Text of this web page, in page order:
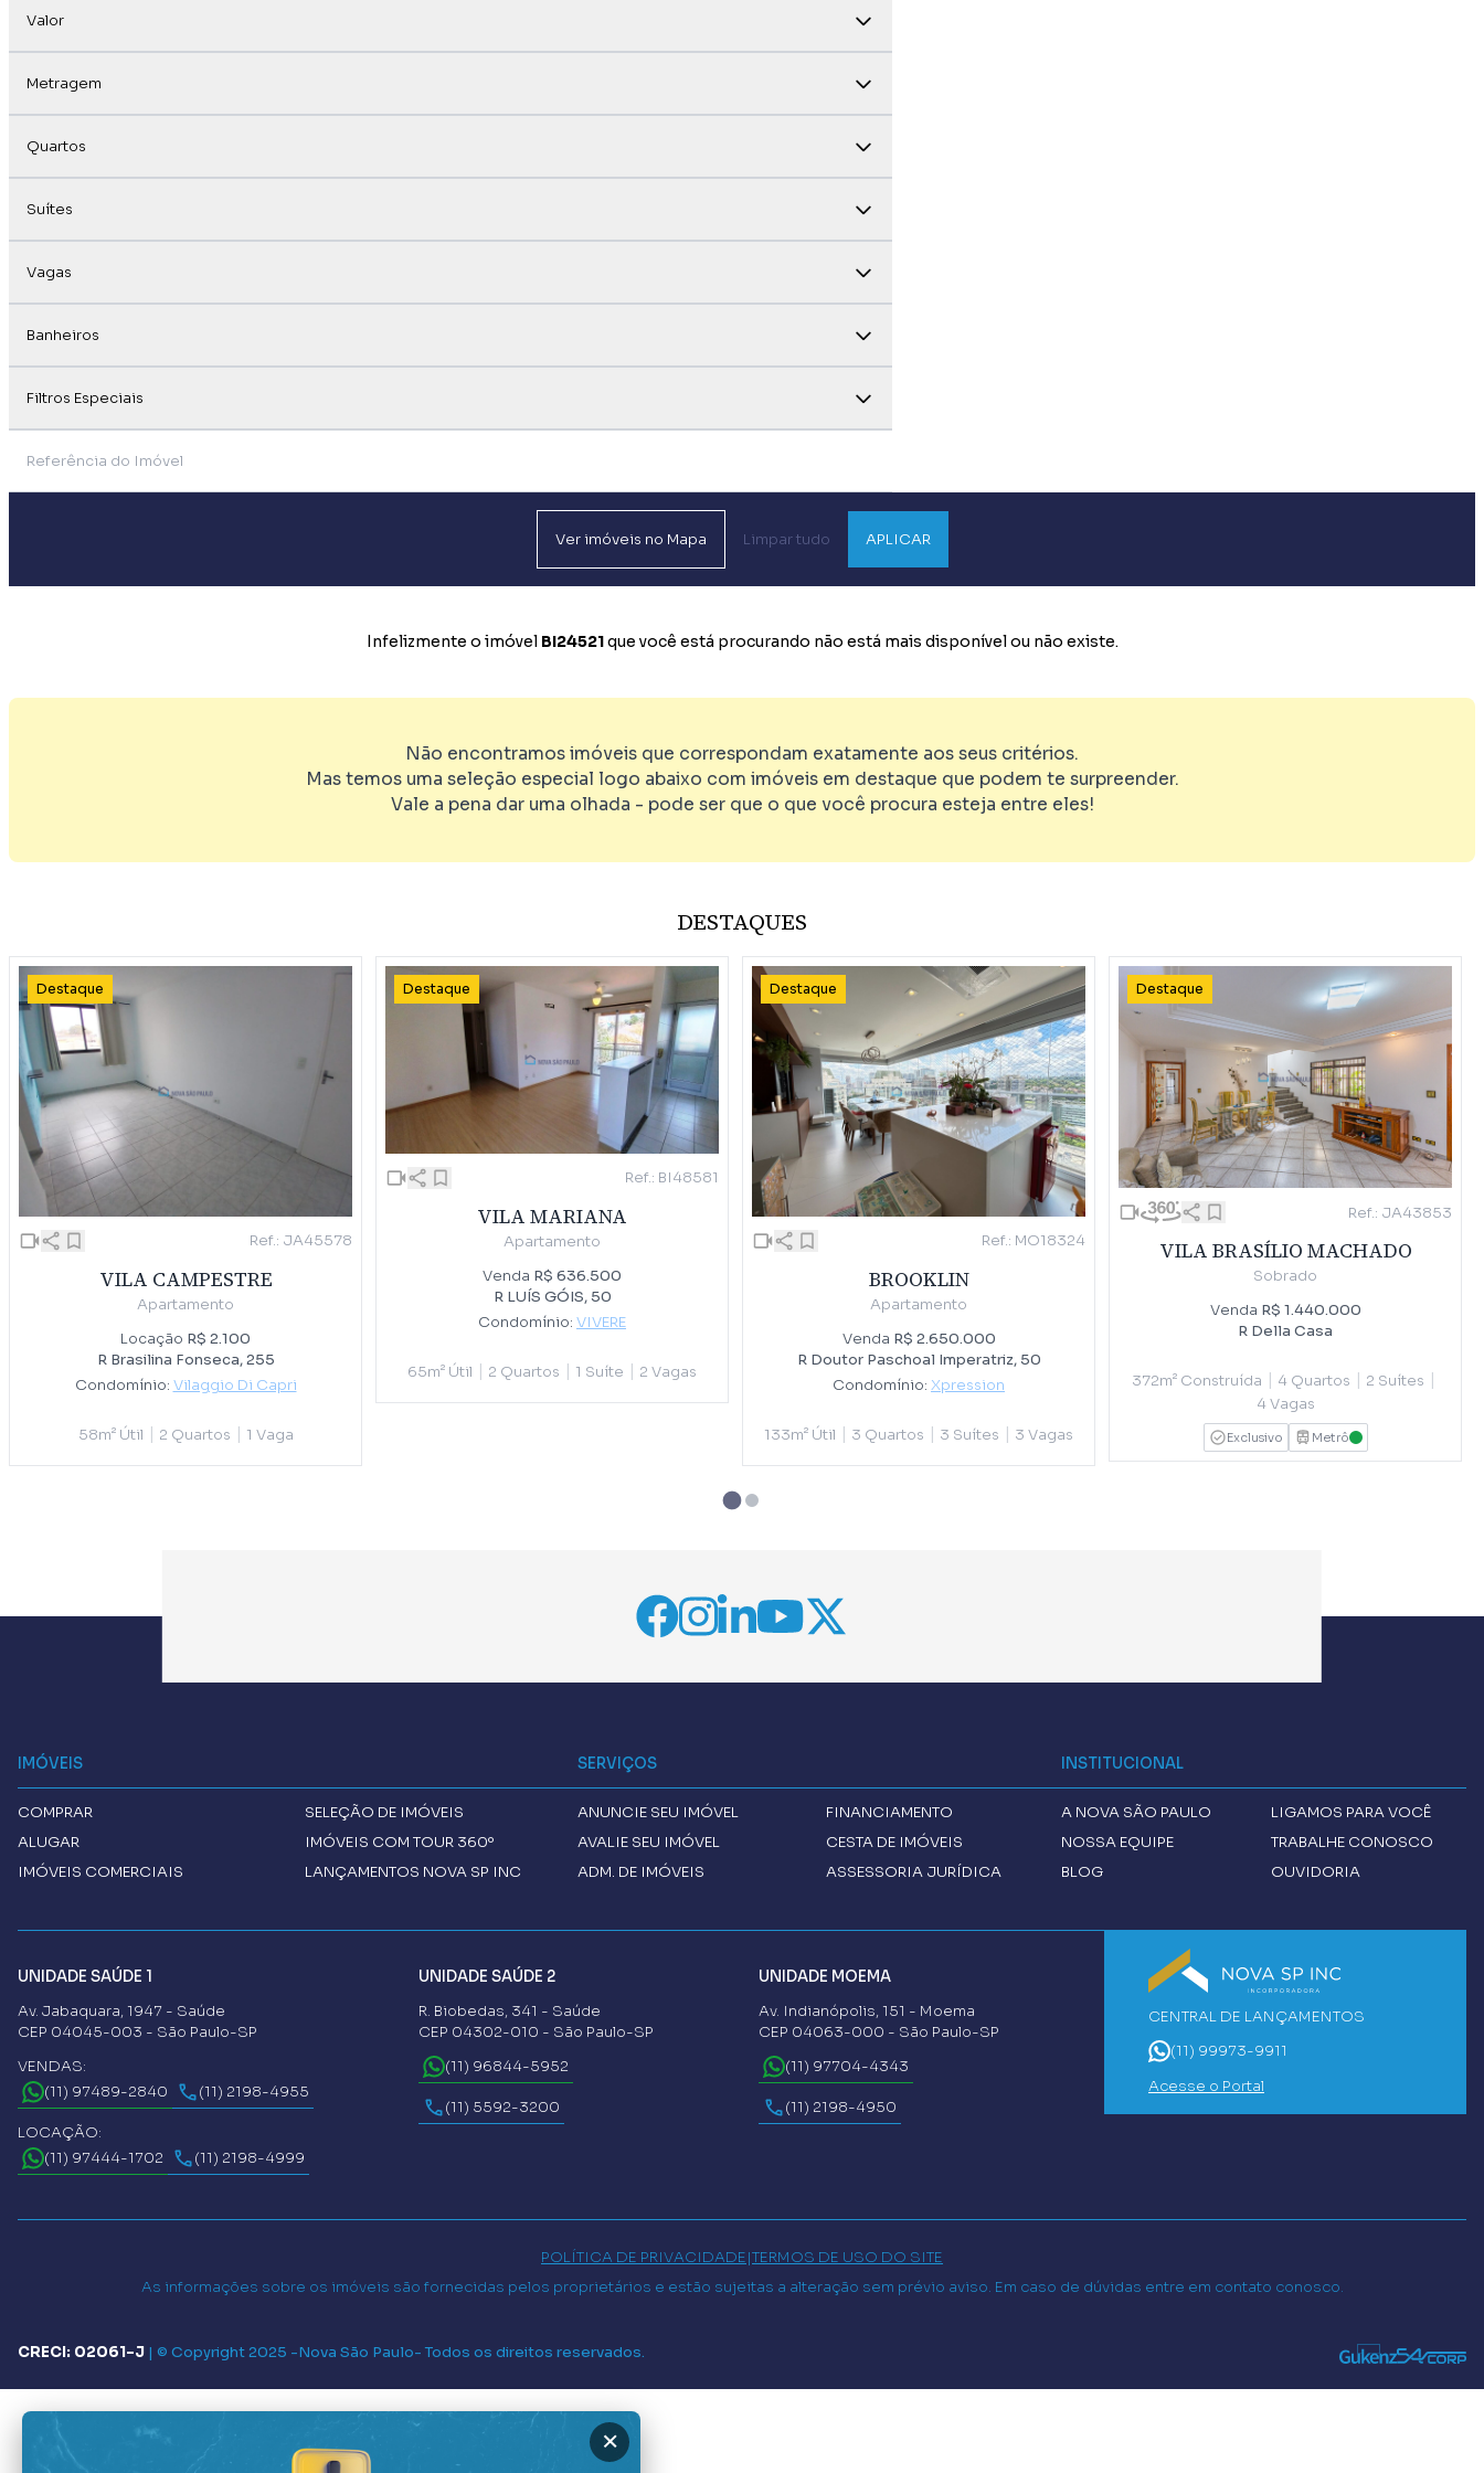
Valor
Metragem
Quartos
Suítes
Vagas
Banheiros
Filtros Especiais
Ver imóveis no Mapa Limpar tudo APLICAR
Infelizmente o imóvel BI24521que você está procurando não está mais disponível ou não existe.
Não encontramos imóveis que correspondam exatamente aos seus critérios.
Mas temos uma seleção especial logo abaixo com imóveis em destaque que podem te surpreender.
Vale a pena dar uma olhada - pode ser que o que você procura esteja entre eles!
DESTAQUES
Destaque
Ref.: JA45578
VILA CAMPESTRE
Apartamento
Locação R$ 2.100
R Brasilina Fonseca, 255
Condomínio: Vilaggio Di Capri
58m² Útil | 2 Quartos | 1 Vaga
Destaque
Ref.: BI48581
VILA MARIANA
Apartamento
Venda R$ 636.500
R LUÍS GÓIS, 50
Condomínio: VIVERE
65m² Útil | 2 Quartos | 1 Suíte | 2 Vagas
Destaque
Ref.: MO18324
BROOKLIN
Apartamento
Venda R$ 2.650.000
R Doutor Paschoal Imperatriz, 50
Condomínio: Xpression
133m² Útil | 3 Quartos | 3 Suítes | 3 Vagas
Destaque
Ref.: JA43853
VILA BRASÍLIO MACHADO
Sobrado
Venda R$ 1.440.000
R Della Casa
372m² Construída 4 Quartos 2 Suítes
4 Vagas
Exclusivo Metrô VERDE
IMÓVEIS
COMPRAR
ALUGAR
IMÓVEIS COMERCIAIS
SELEÇÃO DE IMÓVEIS
IMÓVEIS COM TOUR 360º
LANÇAMENTOS NOVA SP INC
SERVIÇOS
ANUNCIE SEU IMÓVEL
AVALIE SEU IMÓVEL
ADM. DE IMÓVEIS
FINANCIAMENTO
CESTA DE IMÓVEIS
ASSESSORIA JURÍDICA
INSTITUCIONAL
A NOVA SÃO PAULO
NOSSA EQUIPE
BLOG
LIGAMOS PARA VOCÊ
TRABALHE CONOSCO
OUVIDORIA
UNIDADE SAÚDE 1
Av. Jabaquara, 1947 - Saúde
CEP 04045-003 - São Paulo-SP
VENDAS:
(11) 97489-2840
(11) 2198-4955
LOCAÇÃO:
(11) 97444-1702
(11) 2198-4999
UNIDADE SAÚDE 2
R. Biobedas, 341 - Saúde
CEP 04302-010 - São Paulo-SP
(11) 96844-5952
(11) 5592-3200
UNIDADE MOEMA
Av. Indianópolis, 151 - Moema
CEP 04063-000 - São Paulo-SP
(11) 97704-4343
(11) 2198-4950
CENTRAL DE LANÇAMENTOS
(11) 99973-9911
Acesse o Portal
POLÍTICA DE PRIVACIDADE|TERMOS DE USO DO SITE
As informações sobre os imóveis são fornecidas pelos proprietários e estão sujeitas a alteração sem prévio aviso. Em caso de dúvidas entre em contato conosco.
CRECI: 02061-J | © Copyright 2025 -Nova São Paulo- Todos os direitos reservados.
×